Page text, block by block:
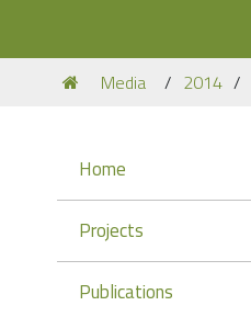
You
are
Media 2014
Navigation
Home
Projects
Publications